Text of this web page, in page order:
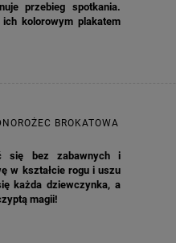
przebieg spotkania.
kolorowym plakatem
BROKATOWA
się bez zabawnych i
w kształcie rogu i uszu
każda dziewczynka, a
magii!